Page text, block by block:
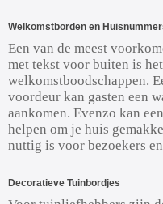
Welkomstborden en
Een van de meest
met tekst voor buiten is
welkomstboodschappen.
voordeur kan gasten een
aankomen. Evenzo kan
helpen om je huis
nuttig is voor bezoekers
Decoratieve Tuinbordjes